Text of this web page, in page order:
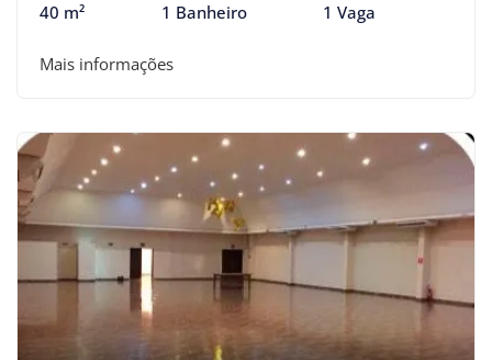
40 m² 1 Banheiro 1 Vaga
Mais informações